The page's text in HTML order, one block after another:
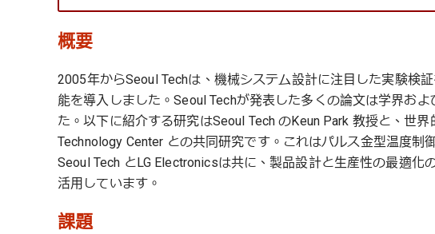
概要
2005年からSeoul Techは、機械システム設計に注目した実験検
能を導入しました。Seoul Techが発表した多くの論文は学界お
た。以下に紹介する研究はSeoul Tech のKeun Park 教授と、世
Technology Center との共同研究です。これはパルス金型温度制
Seoul Tech とLG Electronicsは共に、製品設計と生産性の最適
活用しています。
課題